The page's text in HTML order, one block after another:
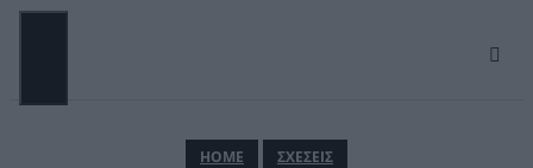
Μετάβαση
ΗΟΜΕ ΣΧΕΣΕΙΣ